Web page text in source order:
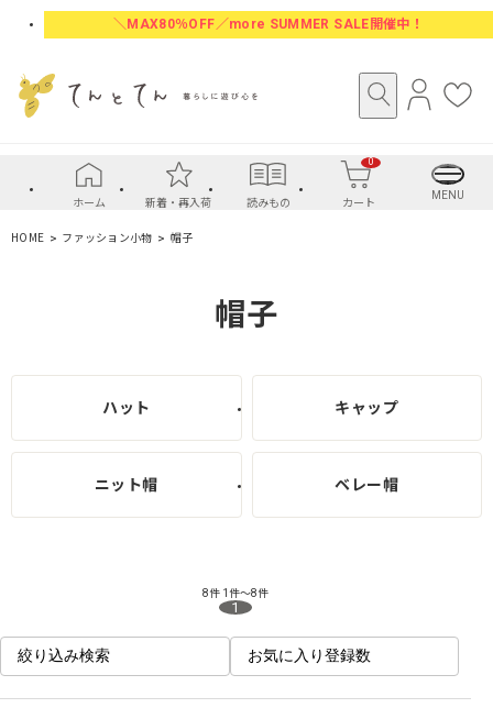
＼MAX80％OFF／more SUMMER SALE開催中！
に
入
り
ホーム 新着・再入荷 読みもの カート
0
MENU
HOME ファッション小物 帽子
帽子
ハット キャップ
ニット帽 ベレー帽
8件 1件～8件
1
絞り込み検索 お気に入り登録数